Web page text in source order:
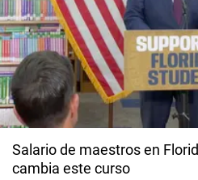
Salario de maestros en
cambia este curso